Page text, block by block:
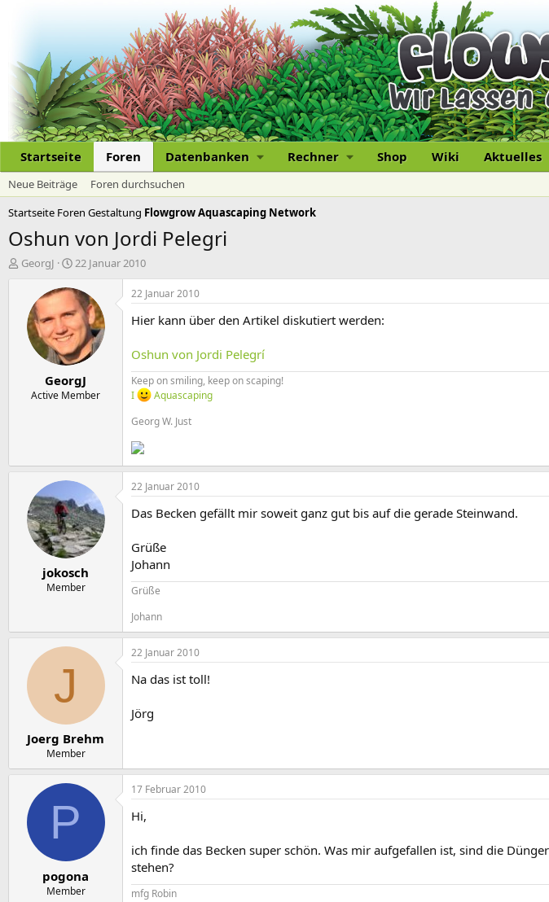
Startseite Foren Datenbanken Rechner Shop Wiki Aktuelles
Neue Beiträge
Foren durchsuchen
Startseite Foren Gestaltung Flowgrow Aquascaping Network
Oshun von Jordi Pelegri
E
GeorgJ
E
s
t
e
l
l
t
a
m
22 Januar 2010
GeorgJ
Active Member
22 Januar 2010
Hier kann über den Artikel diskutiert werden:
Oshun von Jordi Pelegrí
Keep on smiling, keep on scaping!
I
Aquascaping
Georg W. Just
jokosch
Member
22 Januar 2010
Das Becken gefällt mir soweit ganz gut bis auf die gerade Steinwand.
Grüße
Johann
Grüße
Johann
J
Joerg Brehm
Member
22 Januar 2010
Na das ist toll!
Jörg
P
pogona
Member
17 Februar 2010
Hi,
ich finde das Becken super schön. Was mir aufgefallen ist, sind die
stehen?
mfg Robin